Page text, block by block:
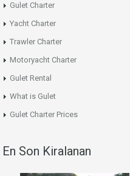
Gulet Charter
Yacht Charter
Trawler Charter
Motoryacht Charter
Gulet Rental
What is Gulet
Gulet Charter Prices
En Son Kiralanan